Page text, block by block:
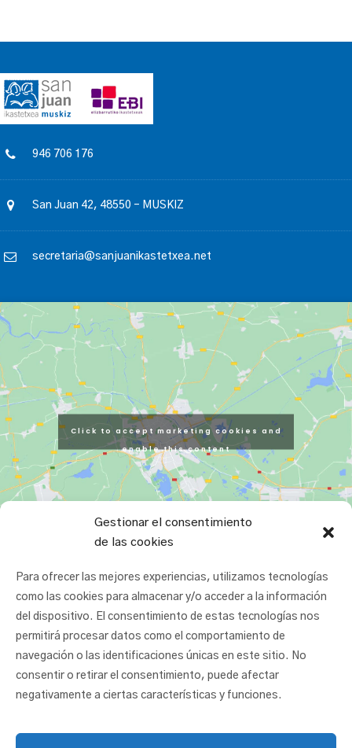
Gestionar el consentimiento
de las cookies
Para ofrecer las mejores experiencias, utilizamos tecnologías
como las cookies para almacenar y/o acceder a la información
del dispositivo. El consentimiento de estas tecnologías nos
permitirá procesar datos como el comportamiento de
navegación o las identificaciones únicas en este sitio. No
consentir o retirar el consentimiento, puede afectar
negativamente a ciertas características y funciones.
946 706 176
San Juan 42, 48550 – MUSKIZ
secretaria@sanjuanikastetxea.net
Click to accept marketing cookies and
enable this content